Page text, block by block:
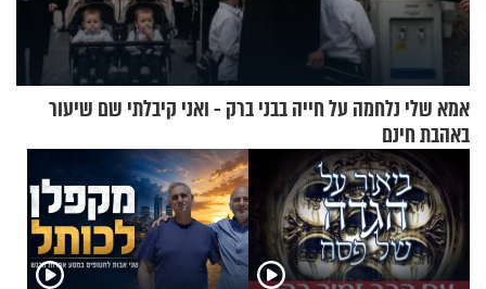
אמא שלי נלחמה על חייה בבני ברק - ואני קיבלתי שם שיעור
באהבת חינם